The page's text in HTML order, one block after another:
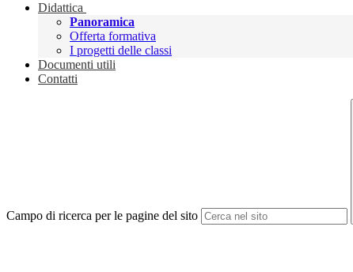
Didattica
Panoramica
Offerta formativa
I progetti delle classi
Documenti utili
Contatti
Campo di ricerca per le pagine del sito